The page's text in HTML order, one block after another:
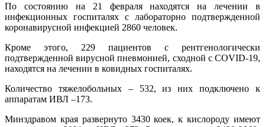
По состоянию на 21 февраля находятся на лечении в
инфекционных госпиталях с лабораторно подтвержденной
коронавирусной инфекцией 2860 человек.
Кроме этого, 229 пациентов с рентгенологически
подтвержденной вирусной пневмонией, сходной с COVID-19,
находятся на лечении в ковидных госпиталях.
Количество тяжелобольных – 532, из них подключено к
аппаратам ИВЛ –173.
Минздравом края развернуто 3430 коек, к кислороду имеют